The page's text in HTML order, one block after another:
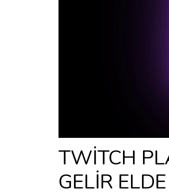
TWİTCH
GELİR